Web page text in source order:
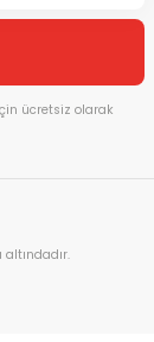
ücretsiz olarak